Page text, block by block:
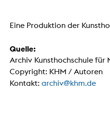
Eine Produktion der
Quelle:
Archiv Kunsthochschule für
Copyright: KHM / Autoren
Kontakt: archiv@khm.de